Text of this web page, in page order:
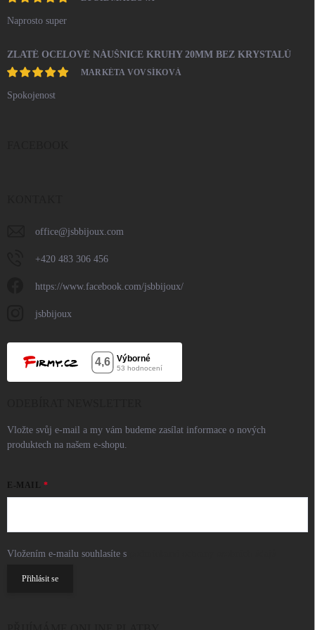
Naprosto super
ZLATÉ OCELOVÉ NÁUŠNICE KRUHY 20MM BEZ KRYSTALŮ
MARKÉTA VOVSÍKOVÁ
Spokojenost
office@jsbbijoux.com
+420 483 306 456
https://www.facebook.com/jsbbijoux/
jsbbijoux
Vložte svůj e-mail a my vám budeme zasílat informace o nových
produktech na našem e-shopu.
E-MAIL
Vložením e-mailu souhlasíte s
Přihlásit se